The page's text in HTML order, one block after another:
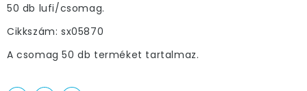
50 db lufi/csomag.
Cikkszám: sx05870
A csomag 50 db terméket tartalmaz.